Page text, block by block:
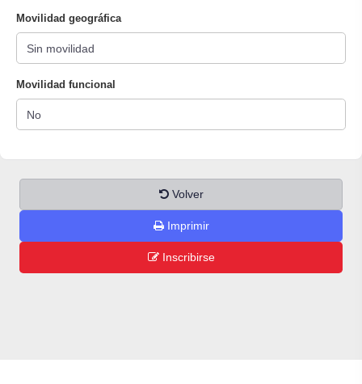
Movilidad geográfica
Movilidad funcional
Volver
Imprimir
Inscribirse